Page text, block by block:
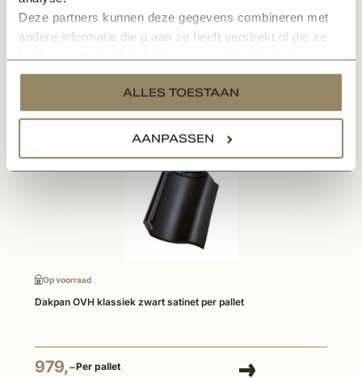
Deze partners kunnen deze gegevens combineren met
andere informatie die u aan ze heeft verstrekt of die ze
services.
ALLES TOESTAAN
AANPASSEN
Documenten
Op voorraad
Dakpan OVH klassiek zwart satinet per pallet
979,-Per pallet